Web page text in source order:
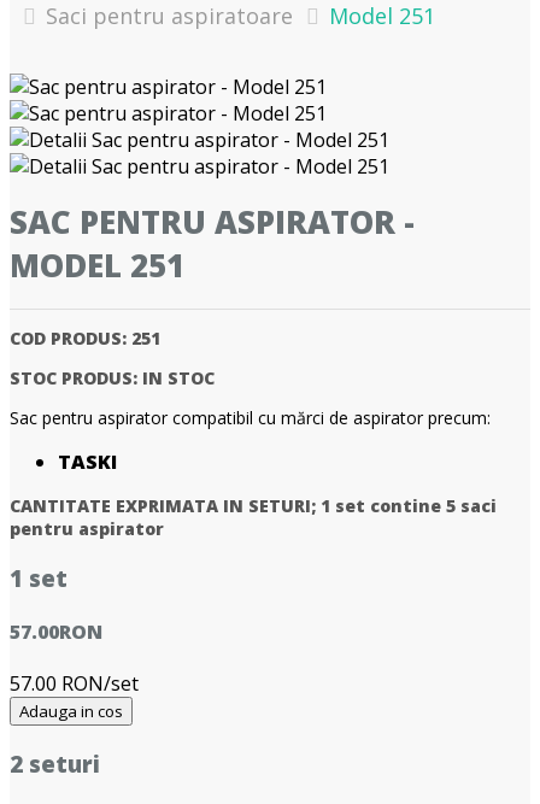
Saci pentru aspiratoare Model 251
SAC PENTRU ASPIRATOR -
MODEL 251
COD PRODUS: 251
STOC PRODUS: IN STOC
Sac pentru aspirator compatibil cu mărci de aspirator precum:
TASKI
CANTITATE EXPRIMATA IN SETURI; 1 set contine 5 saci
pentru aspirator
1 set
57.00RON
57.00 RON/set
Adauga in cos
2 seturi